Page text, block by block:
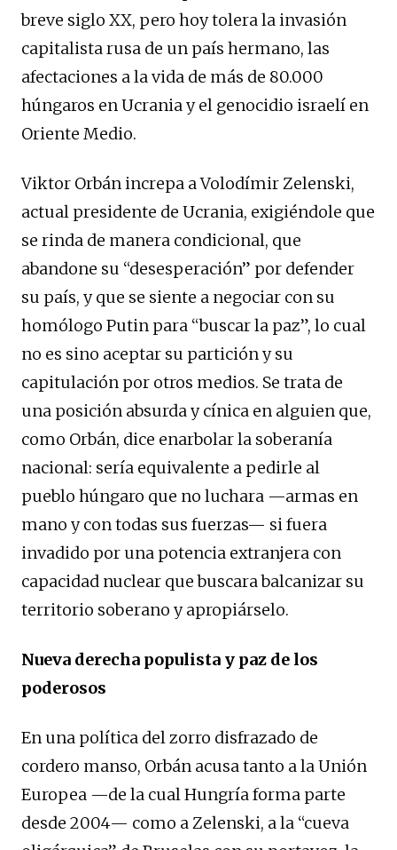
breve siglo XX, pero hoy tolera la invasión
capitalista rusa de un país hermano, las
afectaciones a la vida de más de 80.000
húngaros en Ucrania y el genocidio israelí en
Oriente Medio.
Viktor Orbán increpa a Volodímir Zelenski,
actual presidente de Ucrania, exigiéndole que
se rinda de manera condicional, que
abandone su “desesperación” por defender
su país, y que se siente a negociar con su
homólogo Putin para “buscar la paz”, lo cual
no es sino aceptar su partición y su
capitulación por otros medios. Se trata de
una posición absurda y cínica en alguien que,
como Orbán, dice enarbolar la soberanía
nacional: sería equivalente a pedirle al
pueblo húngaro que no luchara —armas en
mano y con todas sus fuerzas— si fuera
invadido por una potencia extranjera con
capacidad nuclear que buscara balcanizar su
territorio soberano y apropiárselo.
Nueva derecha populista y paz de los
poderosos
En una política del zorro disfrazado de
cordero manso, Orbán acusa tanto a la Unión
Europea —de la cual Hungría forma parte
desde 2004— como a Zelenski, a la “cueva